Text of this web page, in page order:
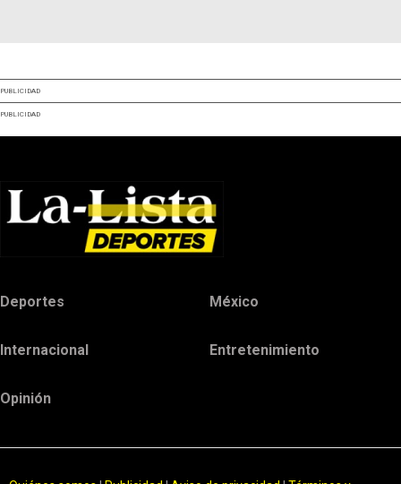
PUBLICIDAD
PUBLICIDAD
Deportes México
Internacional Entretenimiento
Opinión